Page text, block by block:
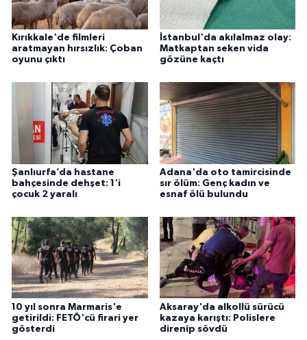
Kırıkkale'de filmleri
aratmayan hırsızlık: Çoban
oyunu çıktı
İstanbul'da akılalmaz olay:
Matkaptan seken vida
gözüne kaçtı
Şanlıurfa’da hastane
bahçesinde dehşet: 1'i
çocuk 2 yaralı
Adana'da oto tamircisinde
sır ölüm: Genç kadın ve
esnaf ölü bulundu
10 yıl sonra Marmaris'e
getirildi: FETÖ'cü firari yer
gösterdi
Aksaray'da alkollü sürücü
kazaya karıştı: Polislere
direnip sövdü